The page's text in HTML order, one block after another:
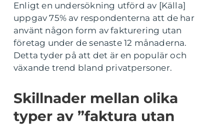
Enligt en undersökning utförd av [Källa]
uppgav 75% av respondenterna att de har
använt någon form av fakturering utan
företag under de senaste 12 månaderna.
Detta tyder på att det är en populär och
växande trend bland privatpersoner.
Skillnader mellan olika
typer av ”faktura utan